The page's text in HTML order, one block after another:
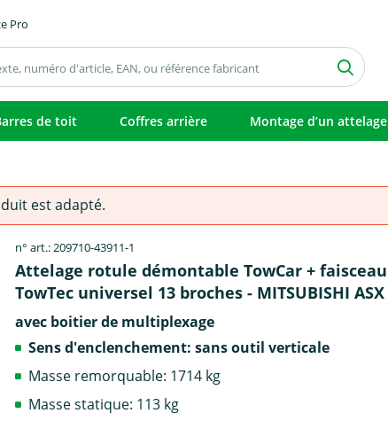
Pro
de toit Coffres arrière Montage d’un attelage
est adapté.
n° art.: 209710-43911-1
Attelage rotule démontable TowCar + faisceau
TowTec universel 13 broches - MITSUBISHI ASX
avec boitier de multiplexage
Sens d'enclenchement: sans outil verticale
Masse remorquable: 1714 kg
Masse statique: 113 kg